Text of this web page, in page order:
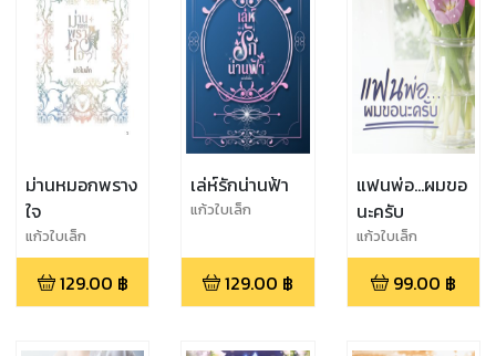
ม่านหมอกพราง
ใจ
แก้วใบเล็ก
129.00 ฿
เล่ห์รักน่านฟ้า
แก้วใบเล็ก
129.00 ฿
แฟนพ่อ...ผมขอ
นะครับ
แก้วใบเล็ก
99.00 ฿